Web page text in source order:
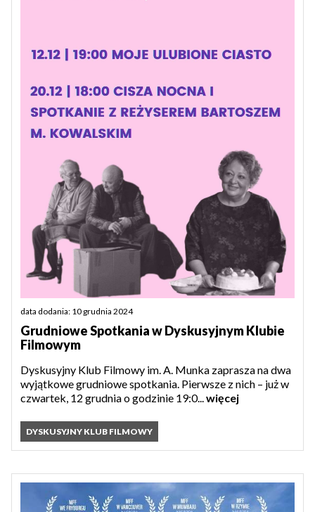
data dodania: 10 grudnia 2024
Grudniowe Spotkania w Dyskusyjnym Klubie
Filmowym
Dyskusyjny Klub Filmowy im. A. Munka zaprasza na dwa
wyjątkowe grudniowe spotkania. Pierwsze z nich – już w
czwartek, 12 grudnia o godzinie 19:0... więcej
DYSKUSYJNY KLUB FILMOWY